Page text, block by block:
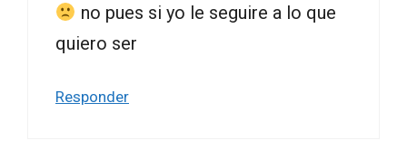
no pues si yo le seguire a lo que
quiero ser
Responder